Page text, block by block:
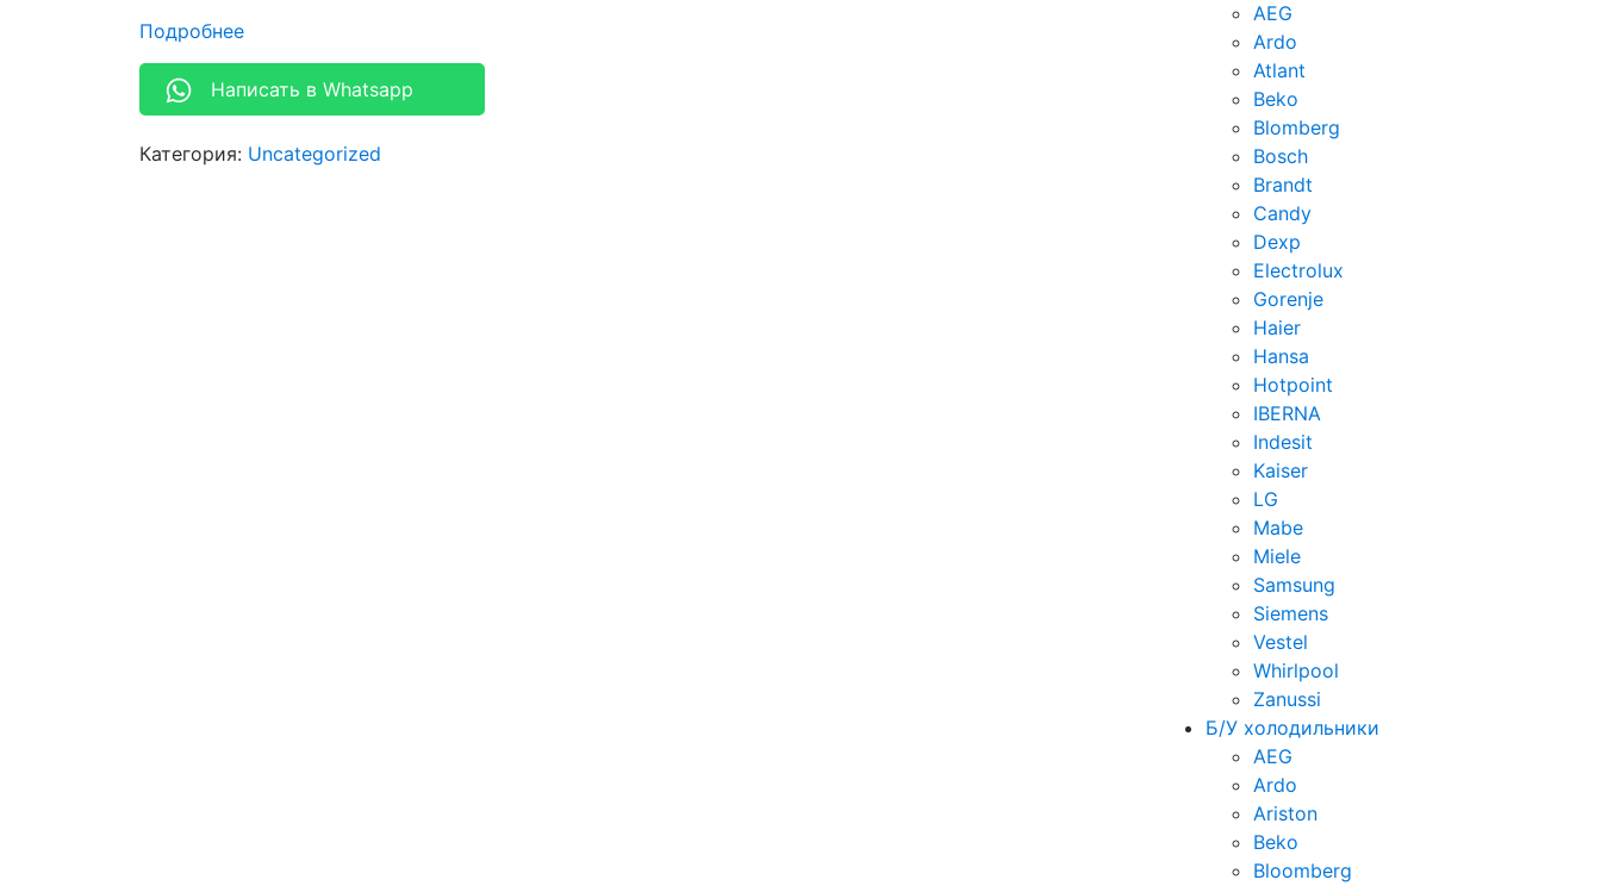
Подробнее
Написать в Whatsapp
Категория: Uncategorized
AEG
Ardo
Atlant
Beko
Blomberg
Bosch
Brandt
Candy
Dexp
Electrolux
Gorenje
Haier
Hansa
Hotpoint
IBERNA
Indesit
Kaiser
LG
Mabe
Miele
Samsung
Siemens
Vestel
Whirlpool
Zanussi
Б/У холодильники
AEG
Ardo
Ariston
Beko
Bloomberg